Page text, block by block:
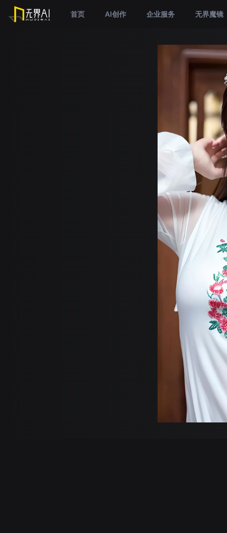
首页 AI创作 企业服务 无界魔镜